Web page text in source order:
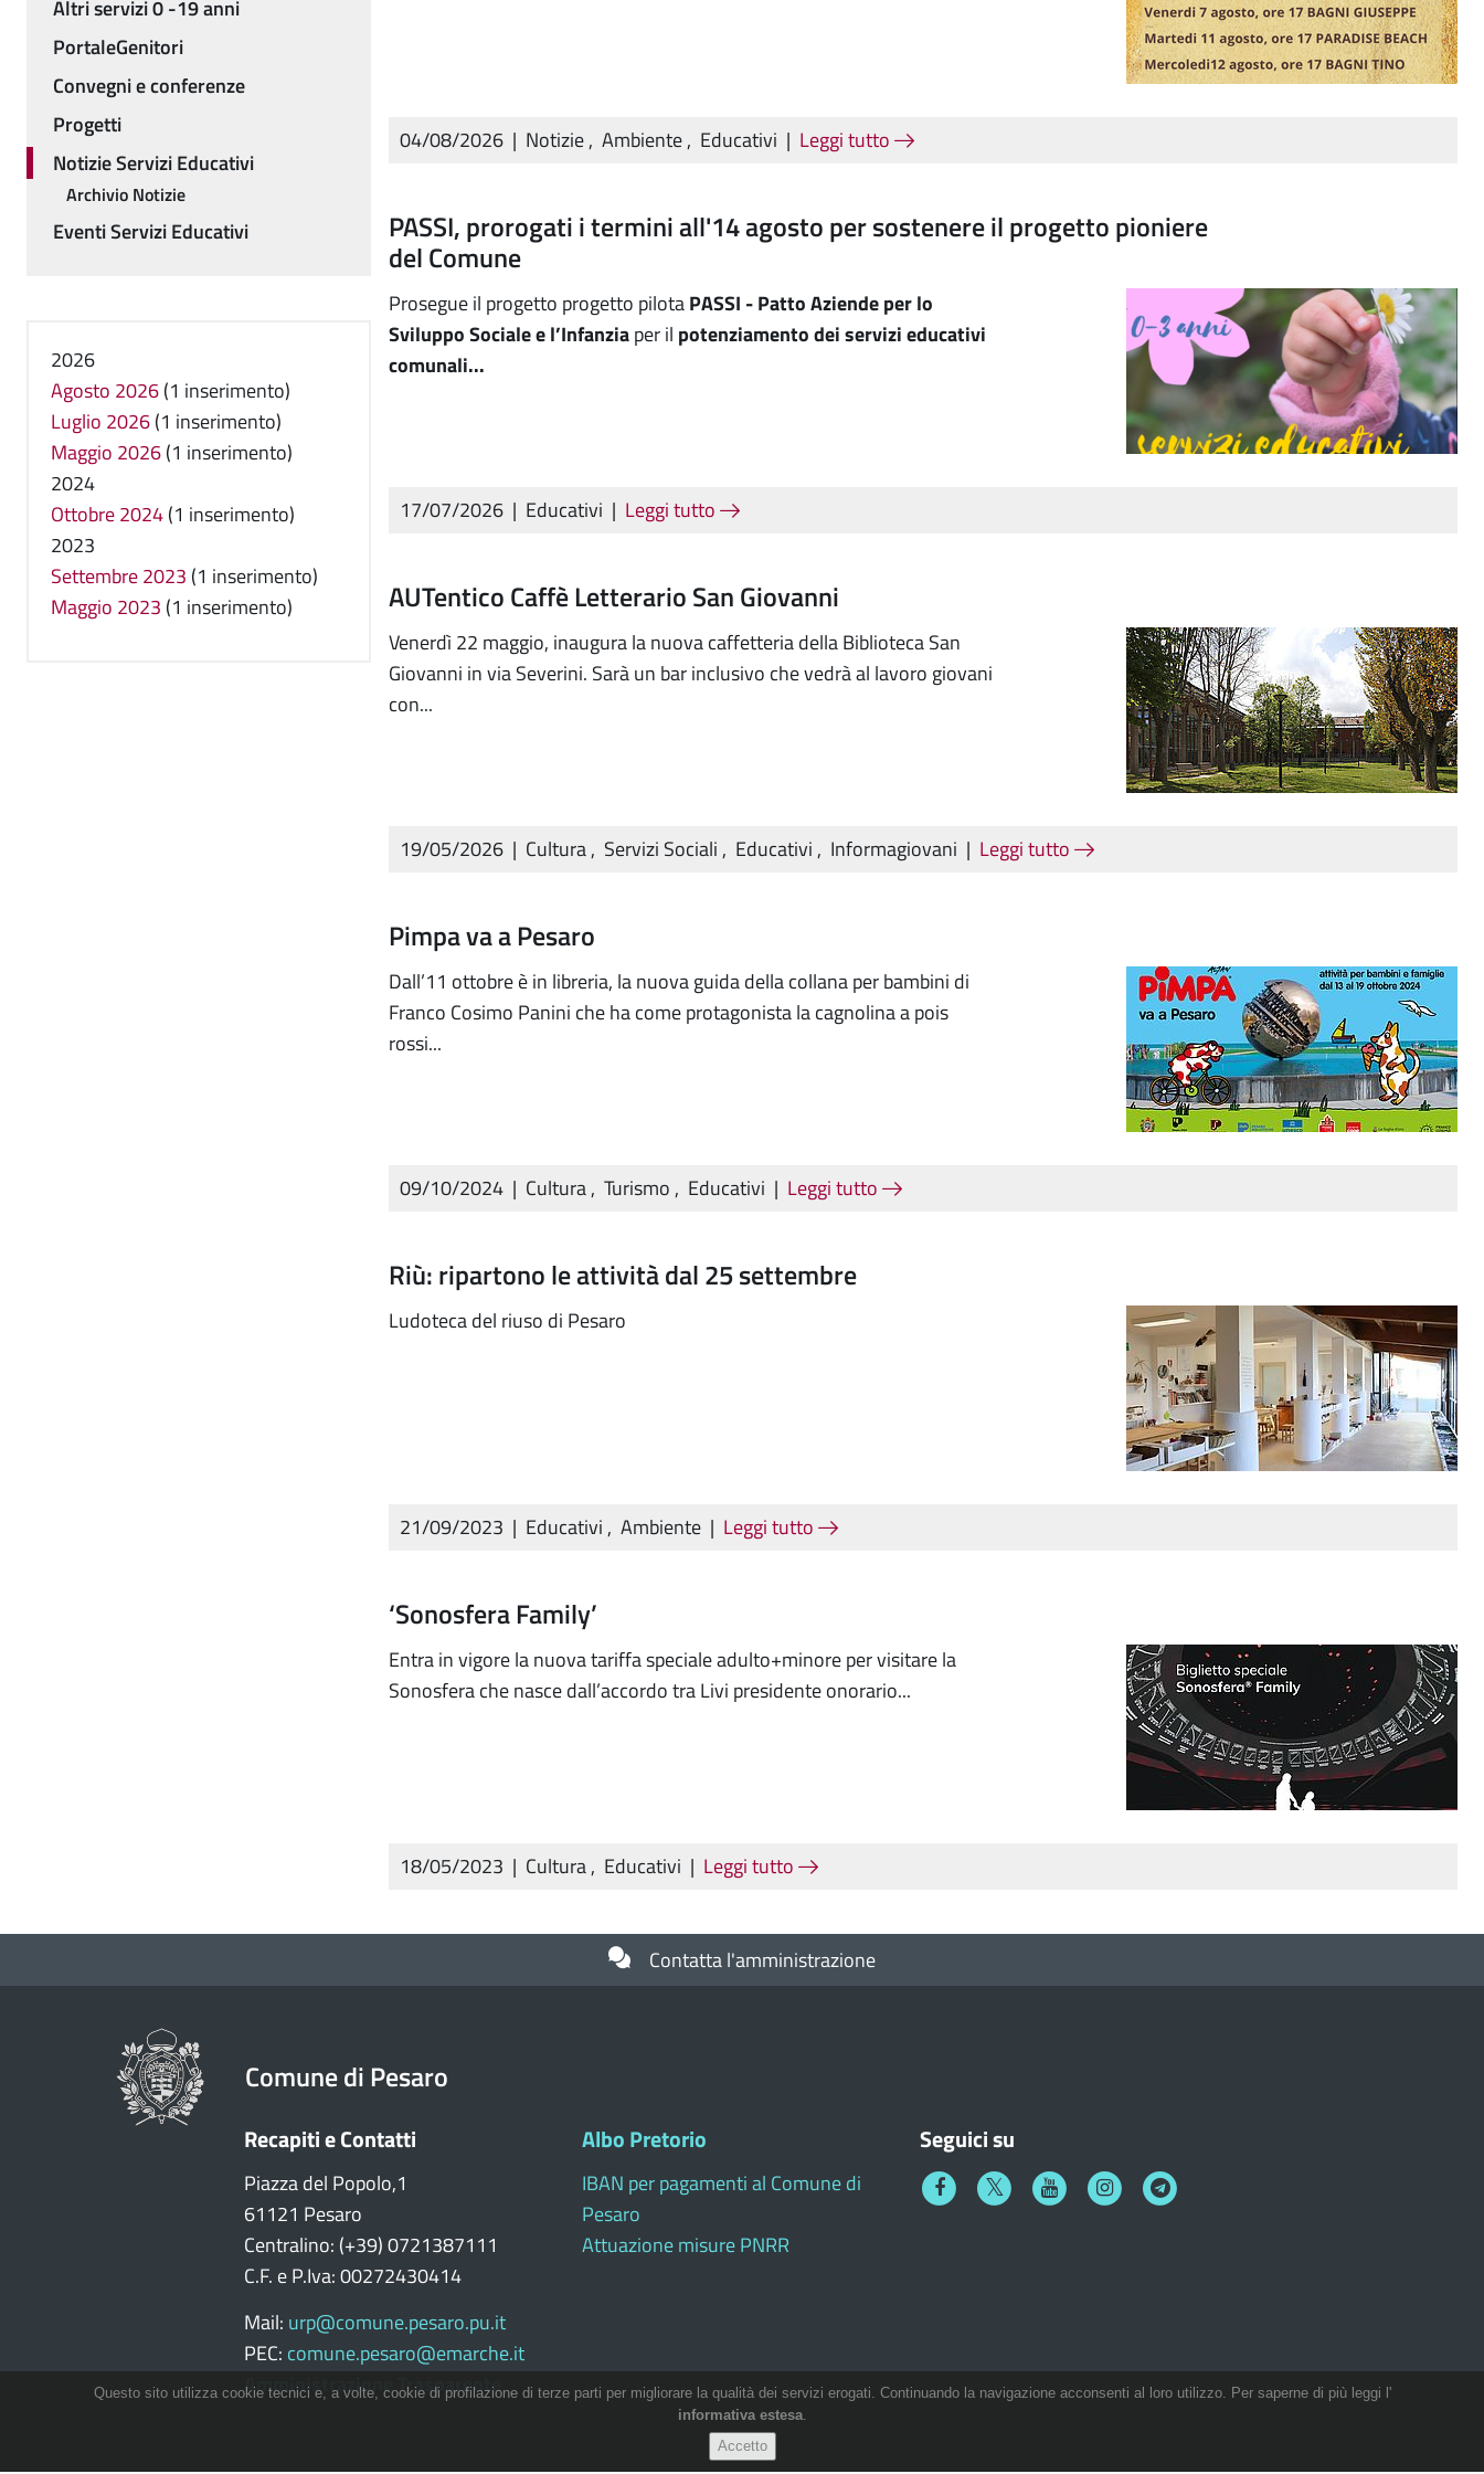
04/08/2026 | Notizie, Ambiente, Educativi | Leggi tutto
PASSI, prorogati i termini all'14 agosto per sostenere il progetto pioniere
del Comune
Prosegue il progetto progetto pilotaPASSI - Patto Aziende per lo
Sviluppo Sociale e l’Infanziaper il potenziamento dei servizi educativi
comunali...
17/07/2026 | Educativi | Leggi tutto
AUTentico Caffè Letterario San Giovanni
Venerdì 22 maggio, inaugura la nuova caffetteria della Biblioteca San
Giovanni in via Severini. Sarà un bar inclusivo che vedrà al lavoro giovani
con...
19/05/2026 | Cultura, Servizi Sociali , Educativi , Informagiovani | Leggi tutto
Pimpa va a Pesaro
Dall’11 ottobre è in libreria, la nuova guida della collana per bambini di
Franco Cosimo Panini che ha come protagonista la cagnolina a pois
rossi...
09/10/2024 | Cultura, Turismo , Educativi | Leggi tutto
Riù: ripartono le attività dal 25 settembre
Ludoteca del riuso di Pesaro
21/09/2023 | Educativi , Ambiente | Leggi tutto
‘Sonosfera Family’
Entra in vigore la nuova tariffa speciale adulto+minore per visitare la
Sonosfera che nasce dall’accordo tra Livi presidente onorario...
18/05/2023 | Cultura, Educativi | Leggi tutto
Altri servizi 0 -19 anni
PortaleGenitori
Convegni e conferenze
Progetti
Notizie Servizi Educativi
Archivio Notizie
Eventi Servizi Educativi
2026
Agosto 2026(1 inserimento)
Luglio 2026(1 inserimento)
Maggio 2026(1 inserimento)
2024
Ottobre 2024(1 inserimento)
2023
Settembre 2023 (1 inserimento)
Maggio 2023 (1 inserimento)
Contatta l'amministrazione
Comune di Pesaro
Recapiti e Contatti
Piazza del Popolo,1
61121 Pesaro
Centralino: (+39) 0721387111
C.F. e P.Iva: 00272430414
Mail: urp@comune.pesaro.pu.it
PEC: comune.pesaro@emarche.it
Amministrazione Trasparente
Albo Pretorio
IBAN per pagamenti al Comune di
Pesaro
Attuazione misure PNRR
Seguici su
FacebookTwitter YoutubeInstagramTelegram
Questo sito utilizza cookie tecnici e, a volte, cookie di profilazione di terze parti per migliorare la qualità dei servizi erogati. Continuando la navigazione acconsenti al loro utilizzo. Per saperne di più leggi l'
informativa estesa.